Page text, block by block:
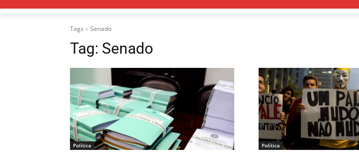
Tags Senado
Tag: Senado
Política Política